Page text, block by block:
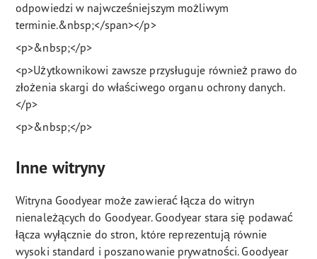
odpowiedzi w najwcześniejszym możliwym
terminie.&nbsp;</span></p>
<p>&nbsp;</p>
<p>Użytkownikowi zawsze przysługuje również prawo do
złożenia skargi do właściwego organu ochrony danych.
</p>
<p>&nbsp;</p>
Inne witryny
Witryna Goodyear może zawierać łącza do witryn
nienależących do Goodyear. Goodyear stara się podawać
łącza wyłącznie do stron, które reprezentują równie
wysoki standard i poszanowanie prywatności. Goodyear